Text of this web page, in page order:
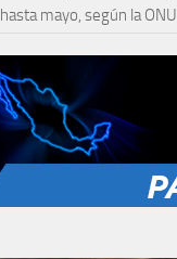
hasta mayo, según la ONU